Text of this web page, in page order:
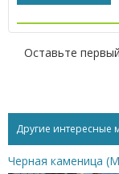
Оставьте
Другие интересные
Черная каменица